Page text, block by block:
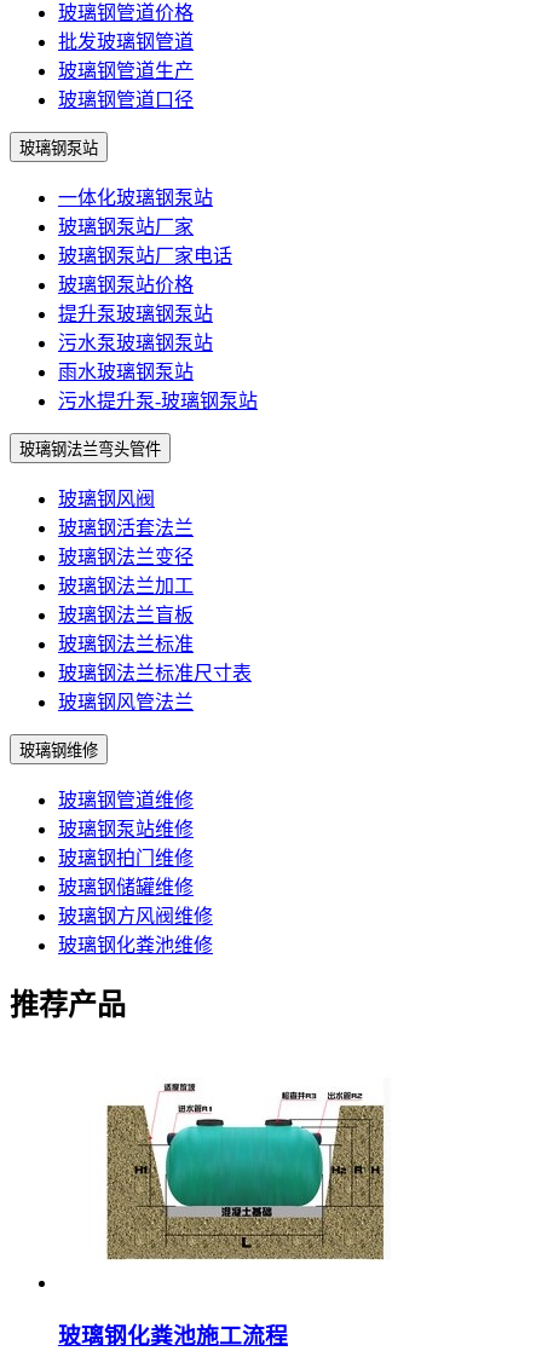
玻璃钢管道价格
批发玻璃钢管道
玻璃钢管道生产
玻璃钢管道口径
玻璃钢泵站
一体化玻璃钢泵站
玻璃钢泵站厂家
玻璃钢泵站厂家电话
玻璃钢泵站价格
提升泵玻璃钢泵站
污水泵玻璃钢泵站
雨水玻璃钢泵站
污水提升泵-玻璃钢泵站
玻璃钢法兰弯头管件
玻璃钢风阀
玻璃钢活套法兰
玻璃钢法兰变径
玻璃钢法兰加工
玻璃钢法兰盲板
玻璃钢法兰标准
玻璃钢法兰标准尺寸表
玻璃钢风管法兰
玻璃钢维修
玻璃钢管道维修
玻璃钢泵站维修
玻璃钢拍门维修
玻璃钢储罐维修
玻璃钢方风阀维修
玻璃钢化粪池维修
推荐产品
玻璃钢化粪池施工流程